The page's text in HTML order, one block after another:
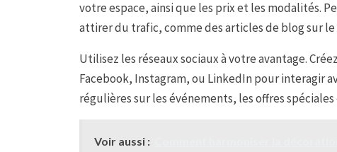
votre espace, ainsi que les prix et les modalités.
attirer du trafic, comme des articles de blog sur le
Utilisez les réseaux sociaux à votre avantage.
Facebook, Instagram, ou LinkedIn pour interagir
régulières sur les événements, les offres
Voir aussi :